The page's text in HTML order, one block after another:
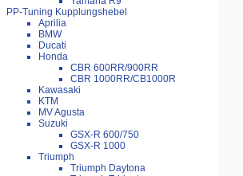
PP-Tuning Kupplungshebel
Aprilia
BMW
Ducati
Honda
CBR 600RR/900RR
CBR 1000RR/CB1000R
Kawasaki
KTM
MV Agusta
Suzuki
GSX-R 600/750
GSX-R 1000
Triumph
Triumph Daytona